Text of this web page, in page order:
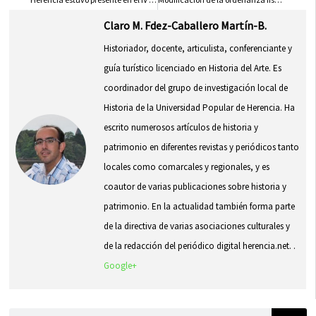
Claro M. Fdez-Caballero Martín-B.
Historiador, docente, articulista, conferenciante y
guía turístico licenciado en Historia del Arte. Es
coordinador del grupo de investigación local de
Historia de la Universidad Popular de Herencia. Ha
escrito numerosos artículos de historia y
patrimonio en diferentes revistas y periódicos tanto
locales como comarcales y regionales, y es
coautor de varias publicaciones sobre historia y
patrimonio. En la actualidad también forma parte
de la directiva de varias asociaciones culturales y
de la redacción del periódico digital herencia.net. .
Google+